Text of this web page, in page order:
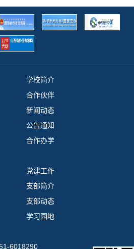
学校简介
合作伙伴
新闻动态
公告通知
合作办学
党建工作
支部简介
支部动态
学习园地
6018290